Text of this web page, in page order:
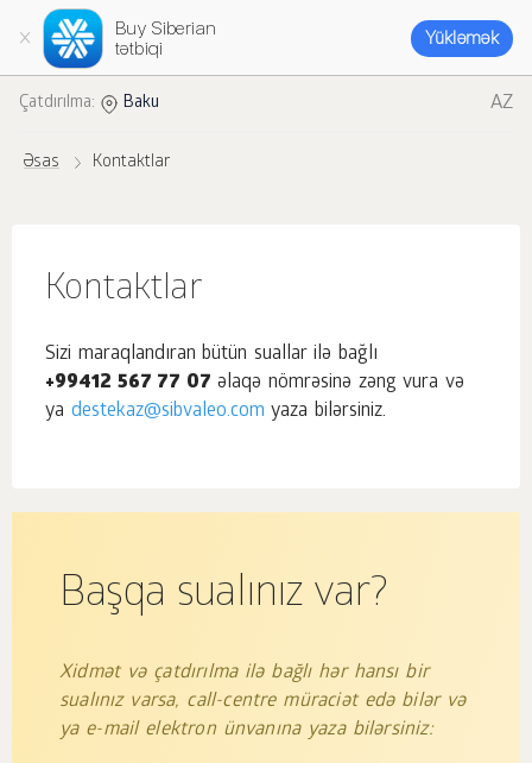
Buy Siberian
tətbiqi
Yükləmək
Çatdırılma: Baku AZ
Əsas Kontaktlar
Kontaktlar
Sizi maraqlandıran bütün suallar ilə bağlı
+99412 567 77 07 əlaqə nömrəsinə zəng vura və
ya destekaz@sibvaleo.com yaza bilərsiniz.
Başqa sualınız var?
Xidmət və çatdırılma ilə bağlı hər hansı bir
sualınız varsa, call-centre müraciət edə bilər və
ya e-mail elektron ünvanına yaza bilərsiniz: